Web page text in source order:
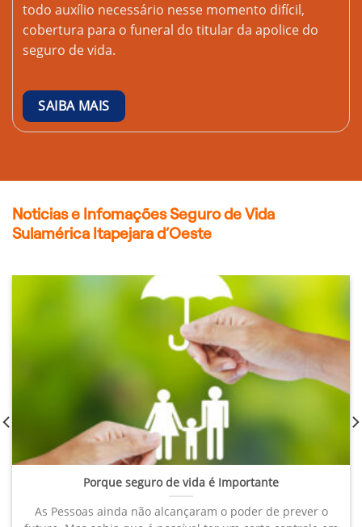
todo auxílio necessário nesse momento difícil,
cobertura para o funeral do titular da apolice do
seguro de vida.
SAIBA MAIS
Noticias e Infomações Seguro de Vida
Sulamérica Itapejara d’Oeste
Porque seguro de vida é Importante
As Pessoas ainda não alcançaram o poder de prever o